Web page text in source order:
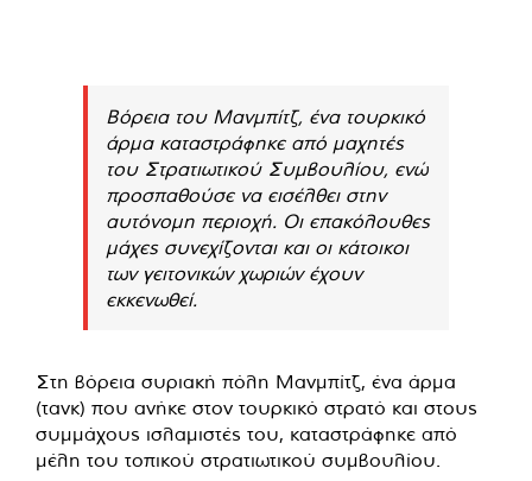
Βόρεια του Μανμπίτζ, ένα τουρκικό
άρμα καταστράφηκε από μαχητές
του Στρατιωτικού Συμβουλίου, ενώ
προσπαθούσε να εισέλθει στην
αυτόνομη περιοχή. Οι επακόλουθες
μάχες συνεχίζονται και οι κάτοικοι
των γειτονικών χωριών έχουν
εκκενωθεί.
Στη βόρεια συριακή πόλη Μανμπίτζ, ένα άρμα
(τανκ) που ανήκε στον τουρκικό στρατό και στους
συμμάχους ισλαμιστές του, καταστράφηκε από
μέλη του τοπικού στρατιωτικού συμβουλίου.